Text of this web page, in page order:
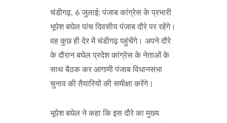
चंडीगढ़, 6 जुलाई: पंजाब कांग्रेस के प्रभारी
भूपेश बघेल पांच दिवसीय पंजाब दौरे पर रहेंगे।
वह कुछ ही देर में चंडीगढ़ पहुंचेंगे। अपने दौरे
के दौरान बघेल प्रदेश कांग्रेस के नेताओं के
साथ बैठक कर आगामी पंजाब विधानसभा
चुनाव की तैयारियों की समीक्षा करेंगे।
भूपेश बघेल ने कहा कि इस दौरे का मुख्य